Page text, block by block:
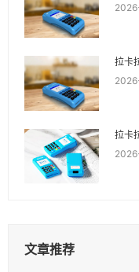
拉卡
拉卡
文章推荐